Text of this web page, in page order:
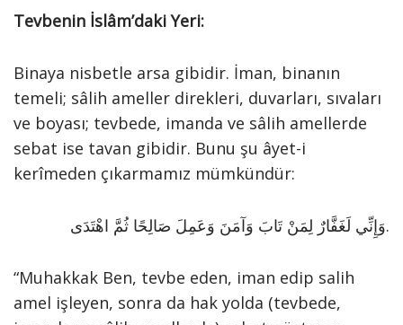
Tevbenin İslâm’daki Yeri:
Binaya nisbetle arsa gibidir. İman, binanın
temeli; sâlih ameller direkleri, duvarları, sıvaları
ve boyası; tevbede, imanda ve sâlih amellerde
sebat ise tavan gibidir. Bunu şu âyet-i
kerîmeden çıkarmamız mümkündür:
وَإِنِّي لَغَفَّارٌ لِمَنْ تَابَ وَآمَنَ وَعَمِلَ صَالِحًا ثُمَّ اهْتَدَى.
“Muhakkak Ben, tevbe eden, iman edip salih
amel işleyen, sonra da hak yolda (tevbede,